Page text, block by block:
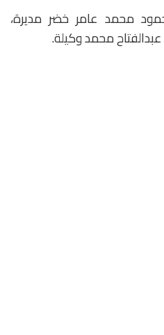
محمد عامر خضر مديرة،
محمد وكيلة.